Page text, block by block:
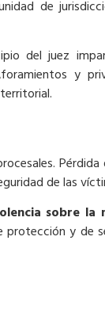
de
del juez
y
de las
sobre la
protección y de